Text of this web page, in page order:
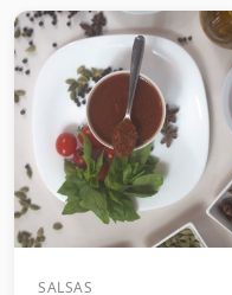
SALSAS